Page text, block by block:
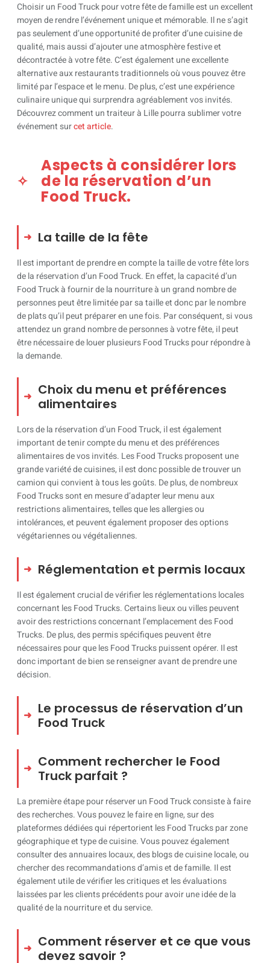
Choisir un Food Truck pour votre fête de famille est un excellent
moyen de rendre l’événement unique et mémorable. Il ne s’agit
pas seulement d’une opportunité de profiter d’une cuisine de
qualité, mais aussi d’ajouter une atmosphère festive et
décontractée à votre fête. C’est également une excellente
alternative aux restaurants traditionnels où vous pouvez être
limité par l’espace et le menu. De plus, c’est une expérience
culinaire unique qui surprendra agréablement vos invités.
Découvrez comment un traiteur à Lille pourra sublimer votre
événement surcet article.
Aspects à considérer lors
de la réservation d’un
Food Truck.
La taille de la fête
Il est important de prendre en compte la taille de votre fête lors
de la réservation d’un Food Truck. En effet, la capacité d’un
Food Truck à fournir de la nourriture à un grand nombre de
personnes peut être limitée par sa taille et donc par le nombre
de plats qu’il peut préparer en une fois. Par conséquent, si vous
attendez un grand nombre de personnes à votre fête, il peut
être nécessaire de louer plusieurs Food Trucks pour répondre à
la demande.
Choix du menu et préférences
alimentaires
Lors de la réservation d’un Food Truck, il est également
important de tenir compte du menu et des préférences
alimentaires de vos invités. Les Food Trucks proposent une
grande variété de cuisines, il est donc possible de trouver un
camion qui convient à tous les goûts. De plus, de nombreux
Food Trucks sont en mesure d’adapter leur menu aux
restrictions alimentaires, telles que les allergies ou
intolérances, et peuvent également proposer des options
végétariennes ou végétaliennes.
Réglementation et permis locaux
Il est également crucial de vérifier les réglementations locales
concernant les Food Trucks. Certains lieux ou villes peuvent
avoir des restrictions concernant l’emplacement des Food
Trucks. De plus, des permis spécifiques peuvent être
nécessaires pour que les Food Trucks puissent opérer. Il est
donc important de bien se renseigner avant de prendre une
décision.
Le processus de réservation d’un
Food Truck
Comment rechercher le Food
Truck parfait ?
La première étape pour réserver un Food Truck consiste à faire
des recherches. Vous pouvez le faire en ligne, sur des
plateformes dédiées qui répertorient les Food Trucks par zone
géographique et type de cuisine. Vous pouvez également
consulter des annuaires locaux, des blogs de cuisine locale, ou
chercher des recommandations d’amis et de famille. Il est
également utile de vérifier les critiques et les évaluations
laissées par les clients précédents pour avoir une idée de la
qualité de la nourriture et du service.
Comment réserver et ce que vous
devez savoir ?